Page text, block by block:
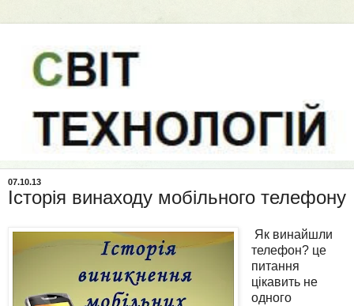
07.10.13
Історія винаходу мобільного телефону
Як винайшли
телефон? це
питання
цікавить не
одного